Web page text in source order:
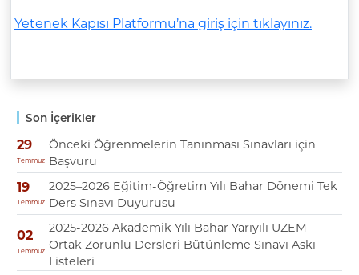
Son İçerikler
29
Temmuz
Önceki Öğrenmelerin Tanınması Sınavları için
Başvuru
19
Temmuz
2025–2026 Eğitim-Öğretim Yılı Bahar Dönemi Tek
Ders Sınavı Duyurusu
02
Temmuz
2025-2026 Akademik Yılı Bahar Yarıyılı UZEM
Ortak Zorunlu Dersleri Bütünleme Sınavı Askı
Listeleri
Yetenek Kapısı Platformu’na giriş için tıklayınız.